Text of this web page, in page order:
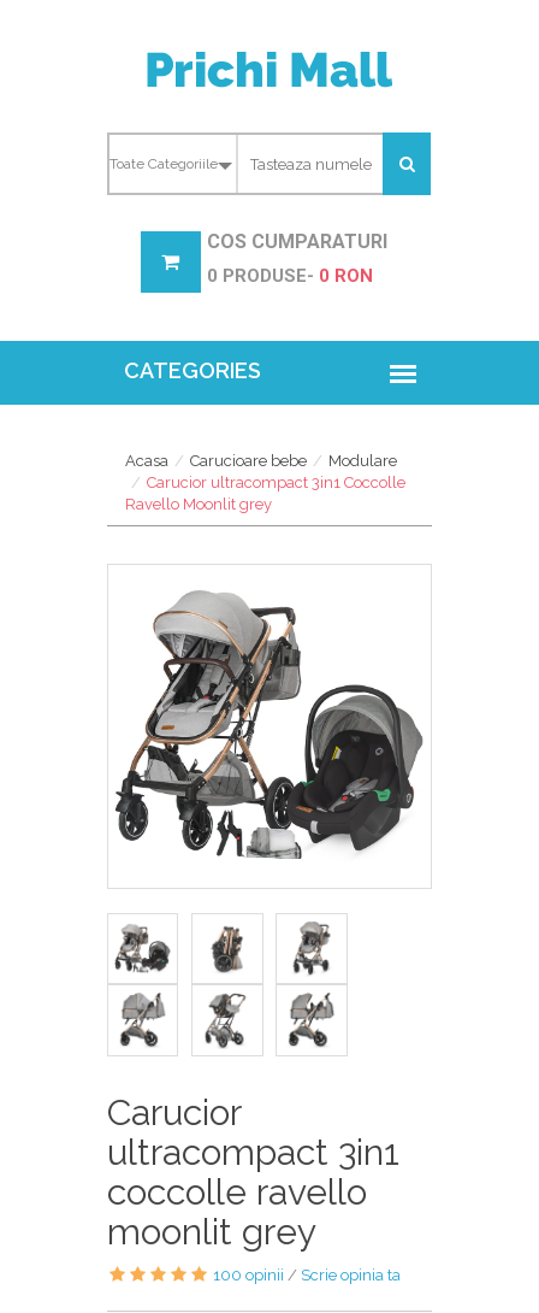
COS CUMPARATURI
0 PRODUSE- 0 RON
Acasa Carucioare bebe
Modulare
Carucior ultracompact 3in1 Coccolle
Ravello Moonlit grey
Carucior
ultracompact 3in1
coccolle ravello
moonlit grey
100 opinii / Scrie opinia ta